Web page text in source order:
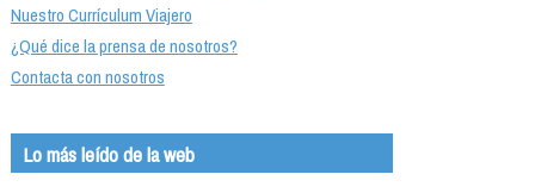
Nuestro Currículum Viajero
¿Qué dice la prensa de nosotros?
Contacta con nosotros
Lo más leído de la web